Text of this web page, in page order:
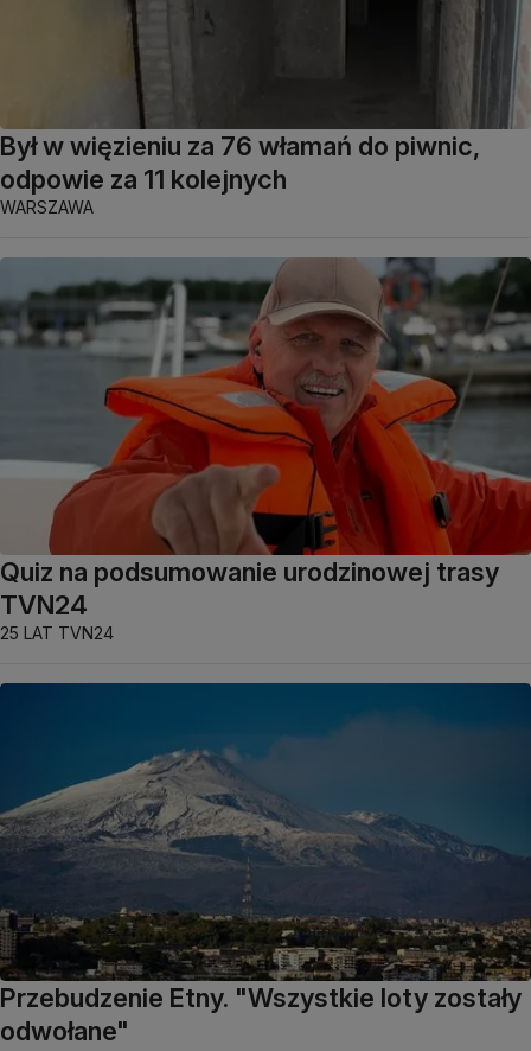
Był w więzieniu za 76 włamań do piwnic,
odpowie za 11 kolejnych
WARSZAWA
Quiz na podsumowanie urodzinowej trasy
TVN24
25 LAT TVN24
Przebudzenie Etny. "Wszystkie loty zostały
odwołane"